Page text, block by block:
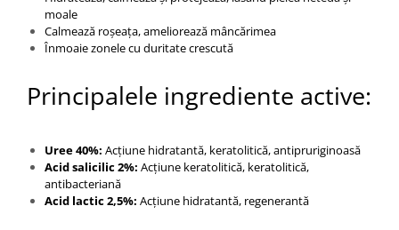
moale
Calmează roșeața, ameliorează mâncărimea
Înmoaie zonele cu duritate crescută
Principalele ingrediente active:
Uree 40%: Acțiune hidratantă, keratolitică, antipruriginoasă
Acid salicilic 2%: Acțiune keratolitică, keratolitică,
antibacteriană
Acid lactic 2,5%: Acțiune hidratantă, regenerantă